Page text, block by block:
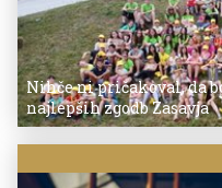
Nihče ni pričakoval, da
najlepših zgodb Zasavja